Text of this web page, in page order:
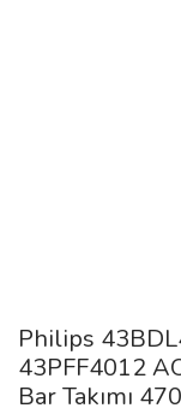
Philips
43PFF4012
Bar Takımı